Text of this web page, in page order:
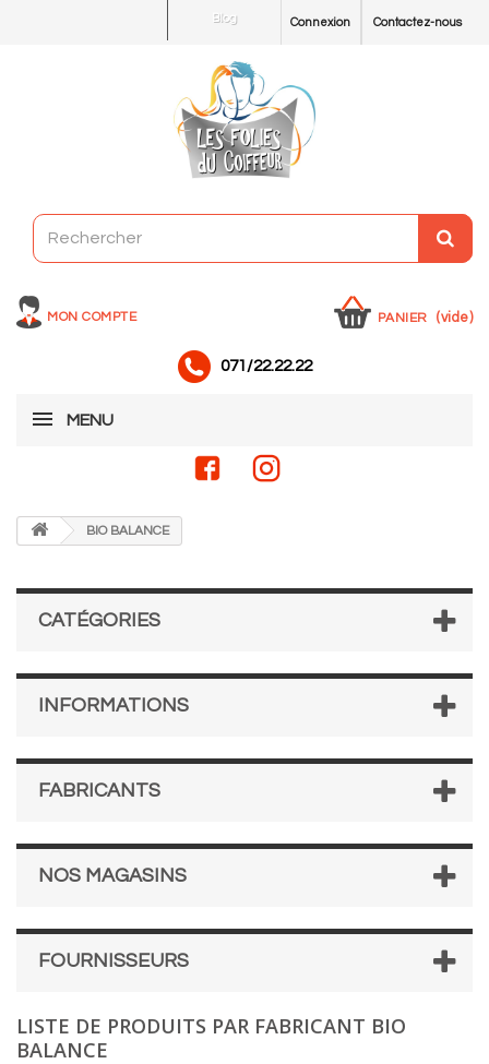
Contactez-nous
Connexion
Blog
MON COMPTE PANIER (vide)
071/22.22.22
MENU
BIO BALANCE
CATÉGORIES
INFORMATIONS
FABRICANTS
NOS MAGASINS
FOURNISSEURS
LISTE DE PRODUITS PAR FABRICANT BIO
BALANCE